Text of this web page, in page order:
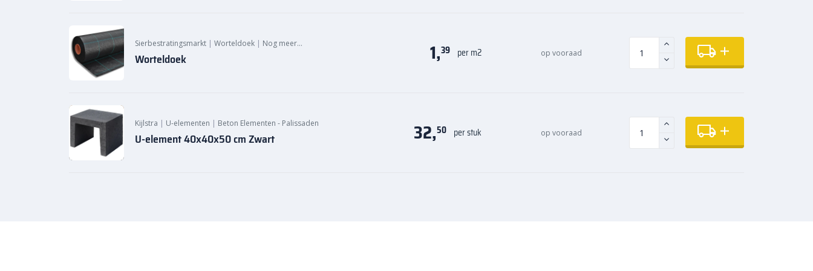
Sierbestratingsmarkt | Worteldoek | Nog meer…
Worteldoek 1,39 per m2 op vooraad
Kijlstra | U-elementen | Beton Elementen - Palissaden
U-element 40x40x50 cm Zwart 32,50 per stuk op vooraad